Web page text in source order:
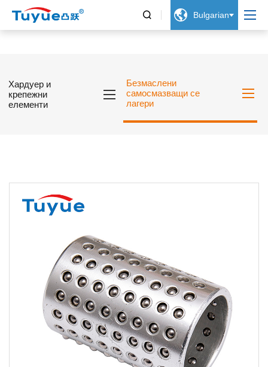
  Bulgarian
Хардуер и
крепежни
елементи
Безмаслени
самосмазващи се
лагери